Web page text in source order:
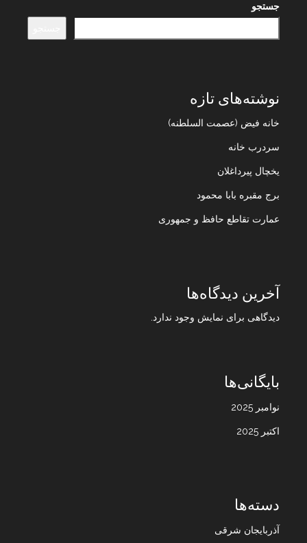
جستجو
نوشته‌های تازه
خانه فیض (عصمت السلطنه)
سردرب خانه
یخچال پیرداغلان
برج مقبره بابا محمود
عمارت تقاطع حافظ و جمهوری
آخرین دیدگاه‌ها
دیدگاهی برای نمایش وجود ندارد.
بایگانی‌ها
نوامبر 2025
اکتبر 2025
دسته‌ها
آذربایجان شرقی